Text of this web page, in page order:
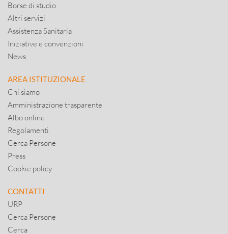
Borse di studio
Altri servizi
Assistenza Sanitaria
Iniziative e convenzioni
News
AREA ISTITUZIONALE
Chi siamo
Amministrazione trasparente
Albo online
Regolamenti
Cerca Persone
Press
Cookie policy
CONTATTI
URP
Cerca Persone
Cerca